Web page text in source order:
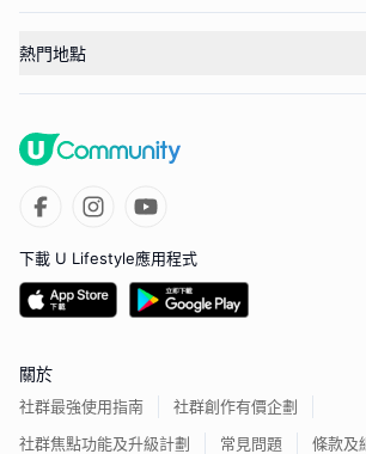
熱門地點
下載 U Lifestyle應用程式
關於
社群最強使用指南
社群創作有價企劃
社群焦點功能及升級計劃
常見問題 條款及